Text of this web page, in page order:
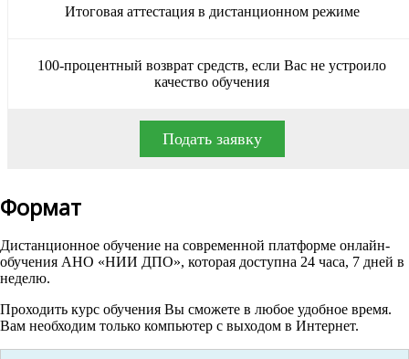
Итоговая аттестация в дистанционном режиме
100-процентный возврат средств, если Вас не устроило
качество обучения
Подать заявку
Формат
Дистанционное обучение на современной платформе онлайн-
обучения АНО «НИИ ДПО», которая доступна 24 часа, 7 дней в
неделю.
Проходить курс обучения Вы сможете в любое удобное время.
Вам необходим только компьютер с выходом в Интернет.